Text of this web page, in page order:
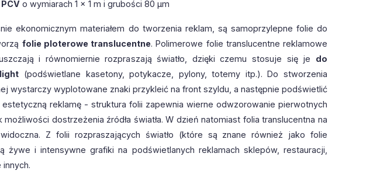
o wymiarach 1 x 1 m i grubości 80 µm
ekonomicznym materiałem do tworzenia reklam, są samoprzylepne folie do
folie ploterowe translucentne. Polimerowe folie translucentne reklamowe
i równomiernie rozpraszają światło, dzięki czemu stosuje się je do
(podświetlane kasetony, potykacze, pylony, totemy itp.). Do stworzenia
wystarczy wyplotowane znaki przykleić na front szyldu, a następnie podświetlić
reklamę - struktura folii zapewnia wierne odwzorowanie pierwotnych
dostrzeżenia źródła światła. W dzień natomiast folia translucentna na
Z folii rozpraszających światło (które są znane również jako folie
i intensywne grafiki na podświetlanych reklamach sklepów, restauracji,